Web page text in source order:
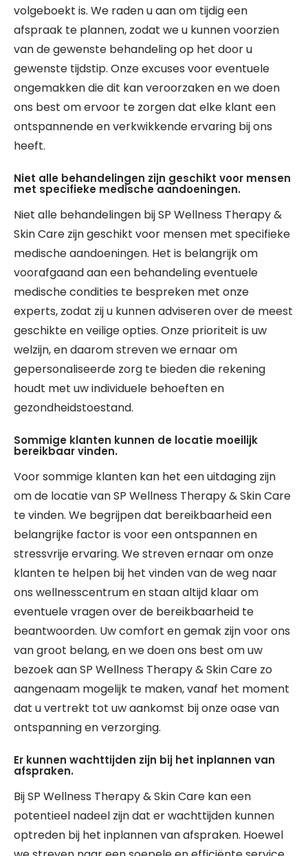
volgeboekt is. We raden u aan om tijdig een
afspraak te plannen, zodat we u kunnen voorzien
van de gewenste behandeling op het door u
gewenste tijdstip. Onze excuses voor eventuele
ongemakken die dit kan veroorzaken en we doen
ons best om ervoor te zorgen dat elke klant een
ontspannende en verkwikkende ervaring bij ons
heeft.
Niet alle behandelingen zijn geschikt voor mensen
met specifieke medische aandoeningen.
Niet alle behandelingen bij SP Wellness Therapy &
Skin Care zijn geschikt voor mensen met specifieke
medische aandoeningen. Het is belangrijk om
voorafgaand aan een behandeling eventuele
medische condities te bespreken met onze
experts, zodat zij u kunnen adviseren over de meest
geschikte en veilige opties. Onze prioriteit is uw
welzijn, en daarom streven we ernaar om
gepersonaliseerde zorg te bieden die rekening
houdt met uw individuele behoeften en
gezondheidstoestand.
Sommige klanten kunnen de locatie moeilijk
bereikbaar vinden.
Voor sommige klanten kan het een uitdaging zijn
om de locatie van SP Wellness Therapy & Skin Care
te vinden. We begrijpen dat bereikbaarheid een
belangrijke factor is voor een ontspannen en
stressvrije ervaring. We streven ernaar om onze
klanten te helpen bij het vinden van de weg naar
ons wellnesscentrum en staan altijd klaar om
eventuele vragen over de bereikbaarheid te
beantwoorden. Uw comfort en gemak zijn voor ons
van groot belang, en we doen ons best om uw
bezoek aan SP Wellness Therapy & Skin Care zo
aangenaam mogelijk te maken, vanaf het moment
dat u vertrekt tot uw aankomst bij onze oase van
ontspanning en verzorging.
Er kunnen wachttijden zijn bij het inplannen van
afspraken.
Bij SP Wellness Therapy & Skin Care kan een
potentieel nadeel zijn dat er wachttijden kunnen
optreden bij het inplannen van afspraken. Hoewel